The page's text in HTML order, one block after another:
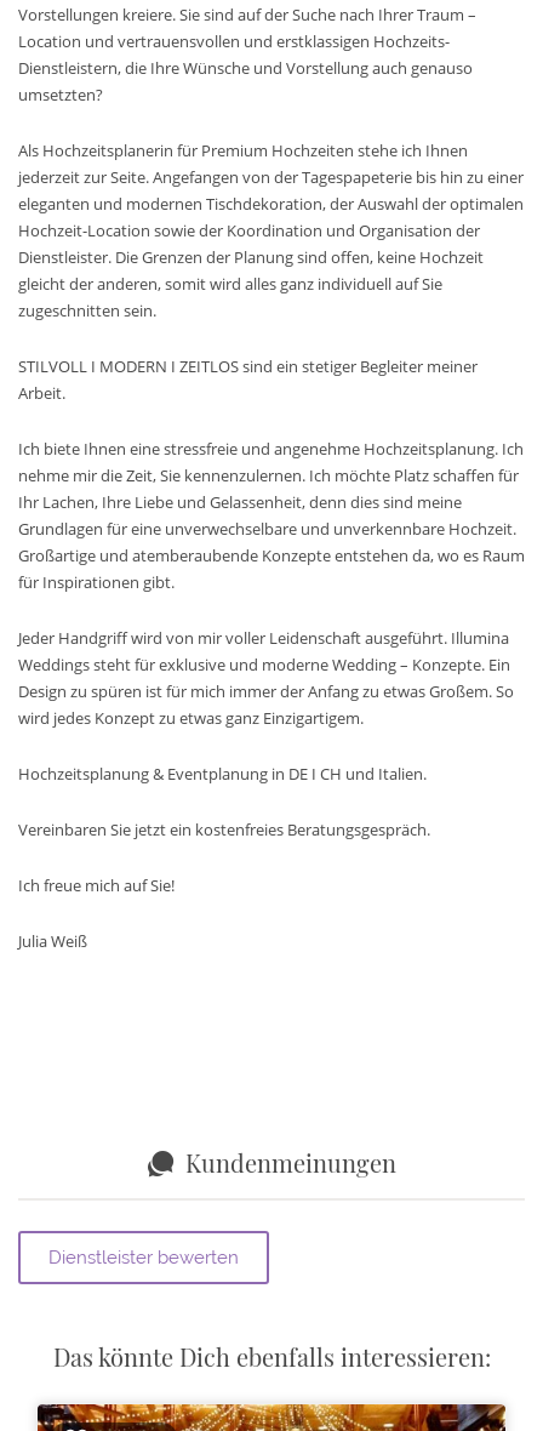
Vorstellungen kreiere. Sie sind auf der Suche nach Ihrer Traum –
Location und vertrauensvollen und erstklassigen Hochzeits-
Dienstleistern, die Ihre Wünsche und Vorstellung auch genauso
umsetzten?
Als Hochzeitsplanerin für Premium Hochzeiten stehe ich Ihnen
jederzeit zur Seite. Angefangen von der Tagespapeterie bis hin zu einer
eleganten und modernen Tischdekoration, der Auswahl der optimalen
Hochzeit-Location sowie der Koordination und Organisation der
Dienstleister. Die Grenzen der Planung sind offen, keine Hochzeit
gleicht der anderen, somit wird alles ganz individuell auf Sie
zugeschnitten sein.
STILVOLL I MODERN I ZEITLOS sind ein stetiger Begleiter meiner
Arbeit.
Ich biete Ihnen eine stressfreie und angenehme Hochzeitsplanung. Ich
nehme mir die Zeit, Sie kennenzulernen. Ich möchte Platz schaffen für
Ihr Lachen, Ihre Liebe und Gelassenheit, denn dies sind meine
Grundlagen für eine unverwechselbare und unverkennbare Hochzeit.
Großartige und atemberaubende Konzepte entstehen da, wo es Raum
für Inspirationen gibt.
Jeder Handgriff wird von mir voller Leidenschaft ausgeführt. Illumina
Weddings steht für exklusive und moderne Wedding – Konzepte. Ein
Design zu spüren ist für mich immer der Anfang zu etwas Großem. So
wird jedes Konzept zu etwas ganz Einzigartigem.
Hochzeitsplanung & Eventplanung in DE I CH und Italien.
Vereinbaren Sie jetzt ein kostenfreies Beratungsgespräch.
Ich freue mich auf Sie!
Julia Weiß
Kundenmeinungen
Das könnte Dich ebenfalls interessieren: